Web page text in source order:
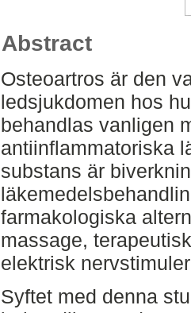
Abstract
Osteoartros är den
ledsjukdomen hos
behandlas vanligen
antiinflammatoriska
substans är
farmakologiska
massage,
elektrisk
Syftet med denna